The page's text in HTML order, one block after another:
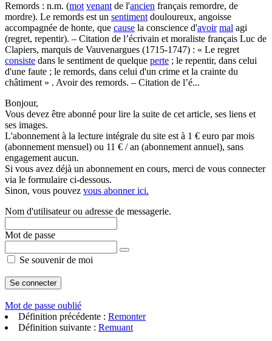
Remords : n.m. (mot venant de l'ancien français remordre, de
mordre). Le remords est un sentiment douloureux, angoisse
accompagnée de honte, que cause la conscience d'avoir mal agi
(regret, repentir). – Citation de l’écrivain et moraliste français Luc de
Clapiers, marquis de Vauvenargues (1715-1747) : « Le regret
consiste dans le sentiment de quelque perte ; le repentir, dans celui
d'une faute ; le remords, dans celui d'un crime et la crainte du
châtiment » . Avoir des remords. – Citation de l’é...
Bonjour,
Vous devez être abonné pour lire la suite de cet article, ses liens et
ses images.
L'abonnement à la lecture intégrale du site est à 1 € euro par mois
(abonnement mensuel) ou 11 € / an (abonnement annuel), sans
engagement aucun.
Si vous avez déjà un abonnement en cours, merci de vous connecter
via le formulaire ci-dessous.
Sinon, vous pouvez vous abonner ici.
Nom d'utilisateur ou adresse de messagerie.
Mot de passe
Se souvenir de moi
Mot de passe oublié
Définition précédente : Remonter
Définition suivante : Remuant